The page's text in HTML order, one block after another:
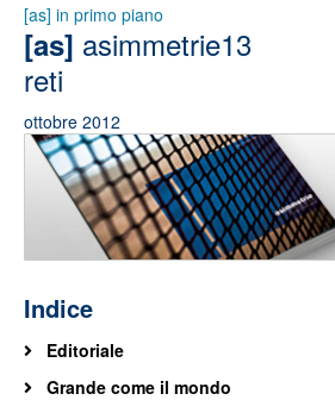
[as] in primo piano
[as] asimmetrie13
reti
ottobre 2012
Indice
Editoriale
Grande come il mondo